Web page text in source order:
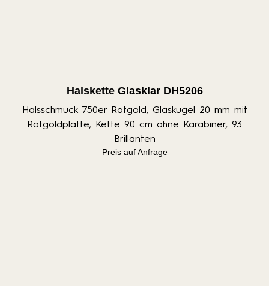
Halskette Glasklar DH5206
Halsschmuck 750er Rotgold, Glaskugel 20 mm mit
Rotgoldplatte, Kette 90 cm ohne Karabiner, 93
Brillanten
Preis auf Anfrage